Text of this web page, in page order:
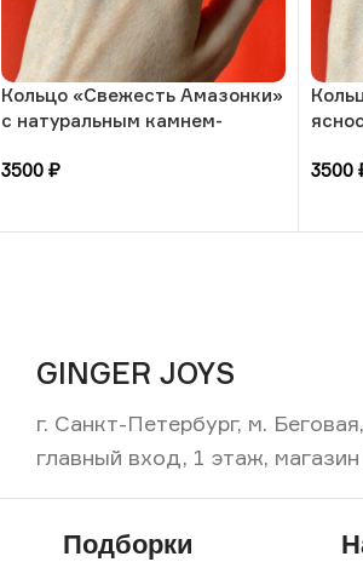
Кольцо «Свежесть Амазонки»
с натуральным камнем-
3500 ₽
17
3500
GINGER JOYS
г. Санкт-Петербург, м.
главный вход, 1 этаж,
Подборки